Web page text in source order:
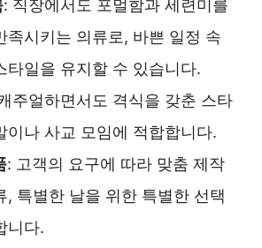
: 직장에서도 포멀함과 세련미를
족시키는 의류로, 바쁜 일정 속
타일을 유지할 수 있습니다.
주얼하면서도 격식을 갖춘 스타
이나 사교 모임에 적합합니다.
: 고객의 요구에 따라 맞춤 제작
, 특별한 날을 위한 특별한 선택
니다.